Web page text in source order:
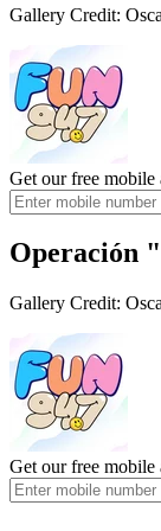
Gallery Credit:
Get our free mobile
Operación
Gallery Credit:
Get our free mobile